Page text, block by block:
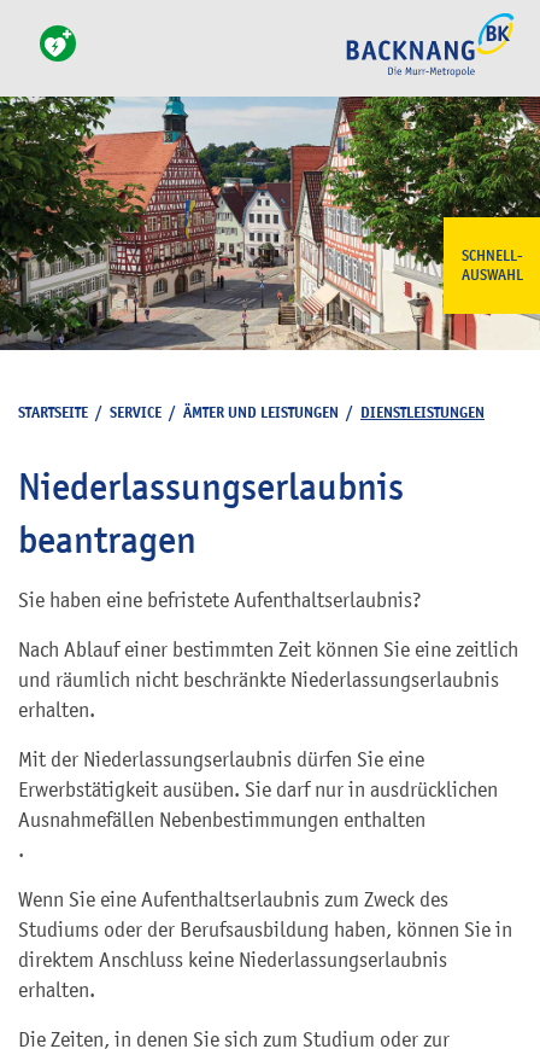
SCHNELL-
AUSWAHL
STARTSEITE / SERVICE / ÄMTER UND LEISTUNGEN / DIENSTLEISTUNGEN
Niederlassungserlaubnis
beantragen
Sie haben eine befristete Aufenthaltserlaubnis?
Nach Ablauf einer bestimmten Zeit können Sie eine zeitlich
und räumlich nicht beschränkte Niederlassungserlaubnis
erhalten.
Mit der Niederlassungserlaubnis dürfen Sie eine
Erwerbstätigkeit ausüben. Sie darf nur in ausdrücklichen
Ausnahmefällen Nebenbestimmungen enthalten
.
Wenn Sie eine Aufenthaltserlaubnis zum Zweck des
Studiums oder der Berufsausbildung haben, können Sie in
direktem Anschluss keine Niederlassungserlaubnis
erhalten.
Die Zeiten, in denen Sie sich zum Studium oder zur